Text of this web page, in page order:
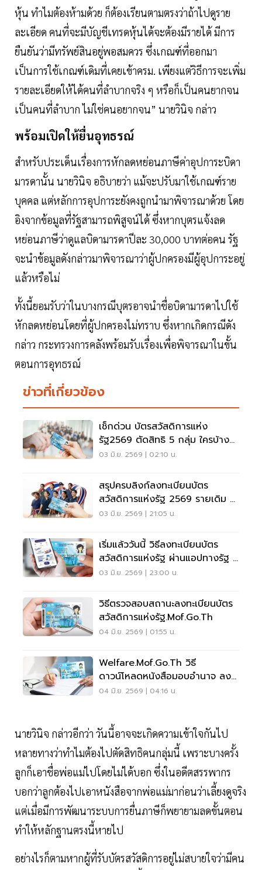
หุ้น ทำไมต้องห้ามด้วย ก็ต้องเรียนตามตรงว่าถ้าไปดูราย
ละเอียด คนที่จะมีบัญชีเทรดหุ้นได้จะต้องมีรายได้ มีการ
ยืนยันว่ามีทรัพย์สินอยู่พอสมควร ซึ่งเกณฑ์ที่ออกมา
เป็นการใช้เกณฑ์เดิมที่เคยเข้าครม. เพียงแต่วิธีการจะเพิ่ม
รายละเอียดให้ได้คนที่ลำบากจริง ๆ หรือก็เป็นคนยากจน
เป็นคนที่ลำบาก ไม่ใช่คนอยากจน” นายวินิจ กล่าว
พร้อมเปิดให้ยื่นอุทธรณ์
สำหรับประเด็นเรื่องการหักลดหย่อนภาษีค่าอุปการะบิดา
มารดานั้น นายวินิจ อธิบายว่า แม้จะปรับมาใช้เกณฑ์ราย
บุคคล แต่หลักการอุปการะยังคงถูกนำมาพิจารณาด้วย โดย
อิงจากข้อมูลที่รัฐสามารถพิสูจน์ได้ ซึ่งหากบุตรแจ้งลด
หย่อนภาษีว่าดูแลบิดามารดาปีละ 30,000 บาทต่อคน รัฐ
จะนำข้อมูลดังกล่าวมาพิจารณาว่าผู้ปกครองมีผู้อุปการะอยู่
แล้วหรือไม่
ทั้งนี้ยอมรับว่าในบางกรณีบุตรอาจนำชื่อบิดามารดาไปใช้
หักลดหย่อนโดยที่ผู้ปกครองไม่ทราบ ซึ่งหากเกิดกรณีดัง
กล่าว กระทรวงการคลังพร้อมรับเรื่องเพื่อพิจารณาในขั้น
ตอนการอุทธรณ์
ข่าวที่เกี่ยวข้อง
เช็กด่วน บัตรสวัสดิการแห่ง
รัฐ2569 ตัดสิทธิ 5 กลุ่ม ใครบ้าง
หมดสิทธิรับเงิน
03 มิ.ย. 2569 | 02:10 น.
สรุปครบลิงก์ลงทะเบียนบัตร
สวัสดิการแห่งรัฐ 2569 รายเดิม –
รายใหม่ ต้องทำอย่างไรบ้าง
03 มิ.ย. 2569 | 21:05 น.
เริ่มแล้ววันนี้ วิธีลงทะเบียนบัตร
สวัสดิการแห่งรัฐ ผ่านแอปทางรัฐ –
เป๋าตัง
03 มิ.ย. 2569 | 23:00 น.
วิธีตรวจสอบสถานะลงทะเบียนบัตร
สวัสดิการแห่งรัฐ.mof.go.th
04 มิ.ย. 2569 | 01:55 น.
Welfare.mof.go.th วิธี
ดาวน์โหลดหนังสือมอบอำนาจ ลง
ทะเบียนบัตรสวัสดิการแห่งรัฐ 2569
04 มิ.ย. 2569 | 04:16 น.
นายวินิจ กล่าวอีกว่า วันนี้อาจจะเกิดความเข้าใจกันไป
หลายทางว่าทำไมต้องไปตัดสิทธิคนกลุ่มนี้ เพราะบางครั้ง
ลูกก็เอาชื่อพ่อแม่ไปโดยไม่ได้บอก ซึ่งในอดีตสรรพากร
บอกว่าลูกต้องไปเอาหนังสือจากพ่อแม่มาก่อนว่าเลี้ยงดูจริง
แต่เมื่อมีการพัฒนาระบบการยื่นภาษีก็พยายามลดขั้นตอน
ทำให้หลักฐานตรงนี้หายไป
อย่างไรก็ตามหากผู้ที่รับบัตรสวัสดิการอยู่ไม่สบายใจว่ามีคน